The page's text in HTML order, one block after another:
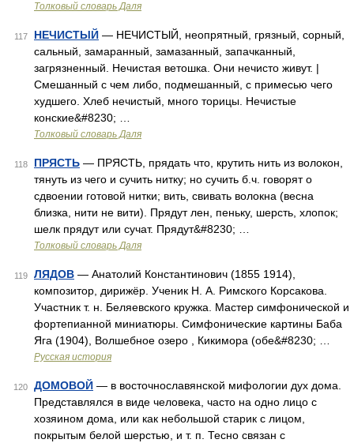
Толковый словарь Даля
117 НЕЧИСТЫЙ — НЕЧИСТЫЙ, неопрятный, грязный, сорный,
сальный, замаранный, замазанный, запачканный,
загрязненный. Нечистая ветошка. Они нечисто живут. |
Смешанный с чем либо, подмешанный, с примесью чего
худшего. Хлеб нечистый, много торицы. Нечистые
конские&#8230; …
Толковый словарь Даля
118 ПРЯСТЬ — ПРЯСТЬ, прядать что, крутить нить из волокон,
тянуть из чего и сучить нитку; но сучить б.ч. говорят о
сдвоении готовой нитки; вить, свивать волокна (весна
близка, нити не вити). Прядут лен, пеньку, шерсть, хлопок;
шелк прядут или сучат. Прядут&#8230; …
Толковый словарь Даля
119 ЛЯДОВ — Анатолий Константинович (1855 1914),
композитор, дирижёр. Ученик Н. А. Римского Корсакова.
Участник т. н. Беляевского кружка. Мастер симфонической и
фортепианной миниатюры. Симфонические картины Баба
Яга (1904), Волшебное озеро , Кикимора (обе&#8230; …
Русская история
120 ДОМОВОЙ — в восточнославянской мифологии дух дома.
Представлялся в виде человека, часто на одно лицо с
хозяином дома, или как небольшой старик с лицом,
покрытым белой шерстью, и т. п. Тесно связан с